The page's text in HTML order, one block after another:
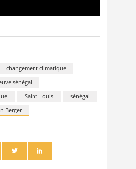
changement climatique
sénégal
Saint-Louis
sénégal
Berger